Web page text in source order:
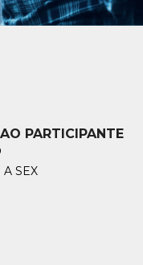
PARTICIPANTE
SEX